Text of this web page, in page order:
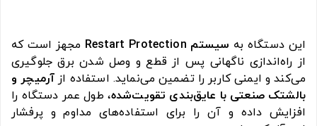
این دستگاه به سیستم Restart Protection
مجهز است که
از راه‌اندازی ناگهانی پس از قطع و وصل شدن برق جلوگیری
می‌کند و ایمنی کاربر را تضمین می‌نماید. استفاده از آرمیچر و
بالشتک صنعتی با عایق‌بندی تقویت‌شده، طول عمر دستگاه را
افزایش داده و آن را برای استفاده‌های مداوم و پرفشار